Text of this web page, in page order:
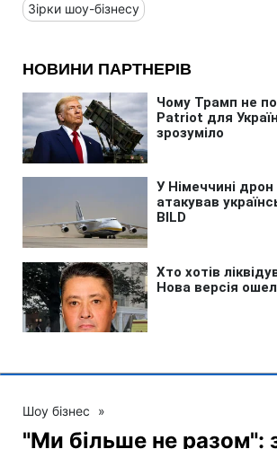
Зірки шоу-бізнесу
Шоу бізнес »
"Ми більше не разом":